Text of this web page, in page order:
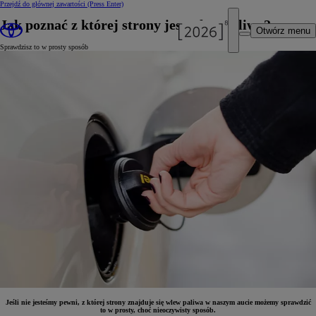
Przejdź do głównej zawartości (Press Enter)
Otwórz menu
Jak poznać z której strony jest wlew paliwa?
Sprawdzisz to w prosty sposób
Jeśli nie jesteśmy pewni, z której strony znajduje się wlew paliwa w naszym aucie możemy sprawdzić
to w prosty, choć nieoczywisty sposób.